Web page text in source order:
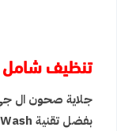
تنظيف شامل
جلاية صحون ال